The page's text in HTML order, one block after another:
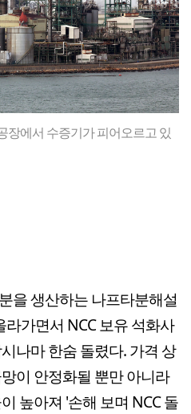
에서 수증기가 피어오르고 있
을 생산하는 나프타분해설
라가면서 NCC 보유 석화사
나마 한숨 돌렸다. 가격 상
이 안정화될 뿐만 아니라
높아져 '손해 보며 NCC 돌